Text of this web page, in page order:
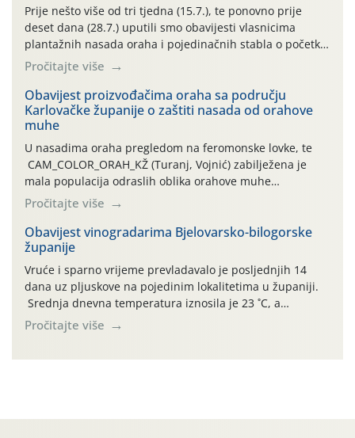
Prije nešto više od tri tjedna (15.7.), te ponovno prije
deset dana (28.7.) uputili smo obavijesti vlasnicima
plantažnih nasada oraha i pojedinačnih stabla o početku
leta i ovogodišnjoj potrebi usmjerenog suzbijanja
orahove muhe (Rhagoletis completa)! Već dvanaest dana
traje drugi ovogodišnji “toplinski udar”, koji naročito
izražen zadnja šest dana (31.7.-05.8.), jer najviše
temperature zraka svakodnevno […]
Pročitajte više
Obavijest proizvođačima oraha sa području
Karlovačke županije o zaštiti nasada od orahove
muhe
U nasadima oraha pregledom na feromonske lovke, te
CAM_COLOR_ORAH_KŽ (Turanj, Vojnić) zabilježena je
mala populacija odraslih oblika orahove muhe
(Rhagoletis completa). Niska brojnost može se objasniti
činjenicom da je riječ o mladim nasadima s vrlo malim
urodom, što je povezano i s manjim brojem prezimjelih
jedinki. U starijim nasadima, na žutim ljepljivim Rebell
pločama s […]
Pročitajte više
Obavijest vinogradarima Bjelovarsko-bilogorske
županije
Vruće i sparno vrijeme prevladavalo je posljednjih 14
dana uz pljuskove na pojedinim lokalitetima u županiji.
Srednja dnevna temperatura iznosila je 23 ˚C, a
maksimalne su posljednjih dana dosezale do 35 ˚C.
Simptome plamenjače vinove loze (Plasmoparas
Pročitajte više